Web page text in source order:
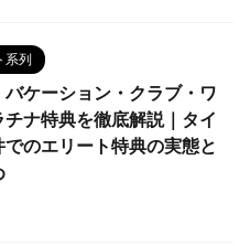
系列
ケーション・クラブ・ワ
ナ特典を徹底解説｜タイ
のエリート特典の実態と